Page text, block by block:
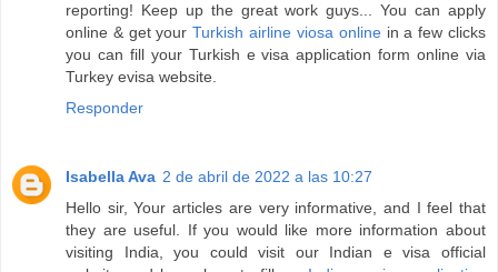
reporting! Keep up the great work guys... You can apply
online & get yourTurkish airline viosa onlinein a few clicks
you can fill your Turkish e visa application form online via
Turkey evisa website.
Responder
Isabella Ava 2 de abril de 2022 a las 10:27
Hello sir, Your articles are very informative, and I feel that
they are useful. If you would like more information about
visiting India, you could visit our Indian e visa official